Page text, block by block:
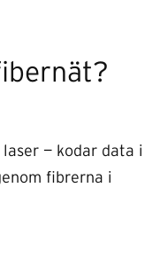
— kodar data i
fibrerna i